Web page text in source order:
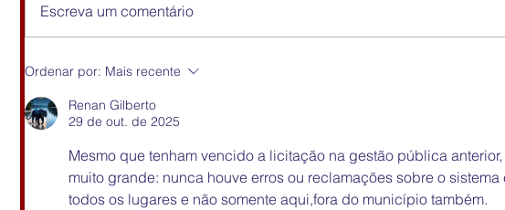
Escreva um comentário
Ordenar por: Mais recente
Renan Gilberto
29 de out. de 2025
Mesmo que tenham vencido a licitação na gestão pública
muito grande: nunca houve erros ou reclamações sobre o
todos os lugares e não somente aqui,fora do município também.